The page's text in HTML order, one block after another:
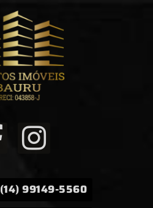
(14) 99149-5560